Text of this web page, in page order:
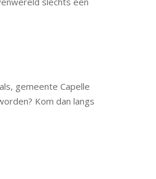
gemeente Capelle
Kom dan langs